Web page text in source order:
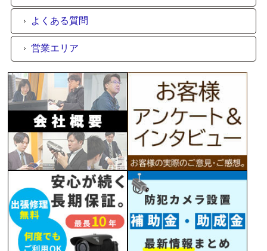
よくある質問
営業エリア